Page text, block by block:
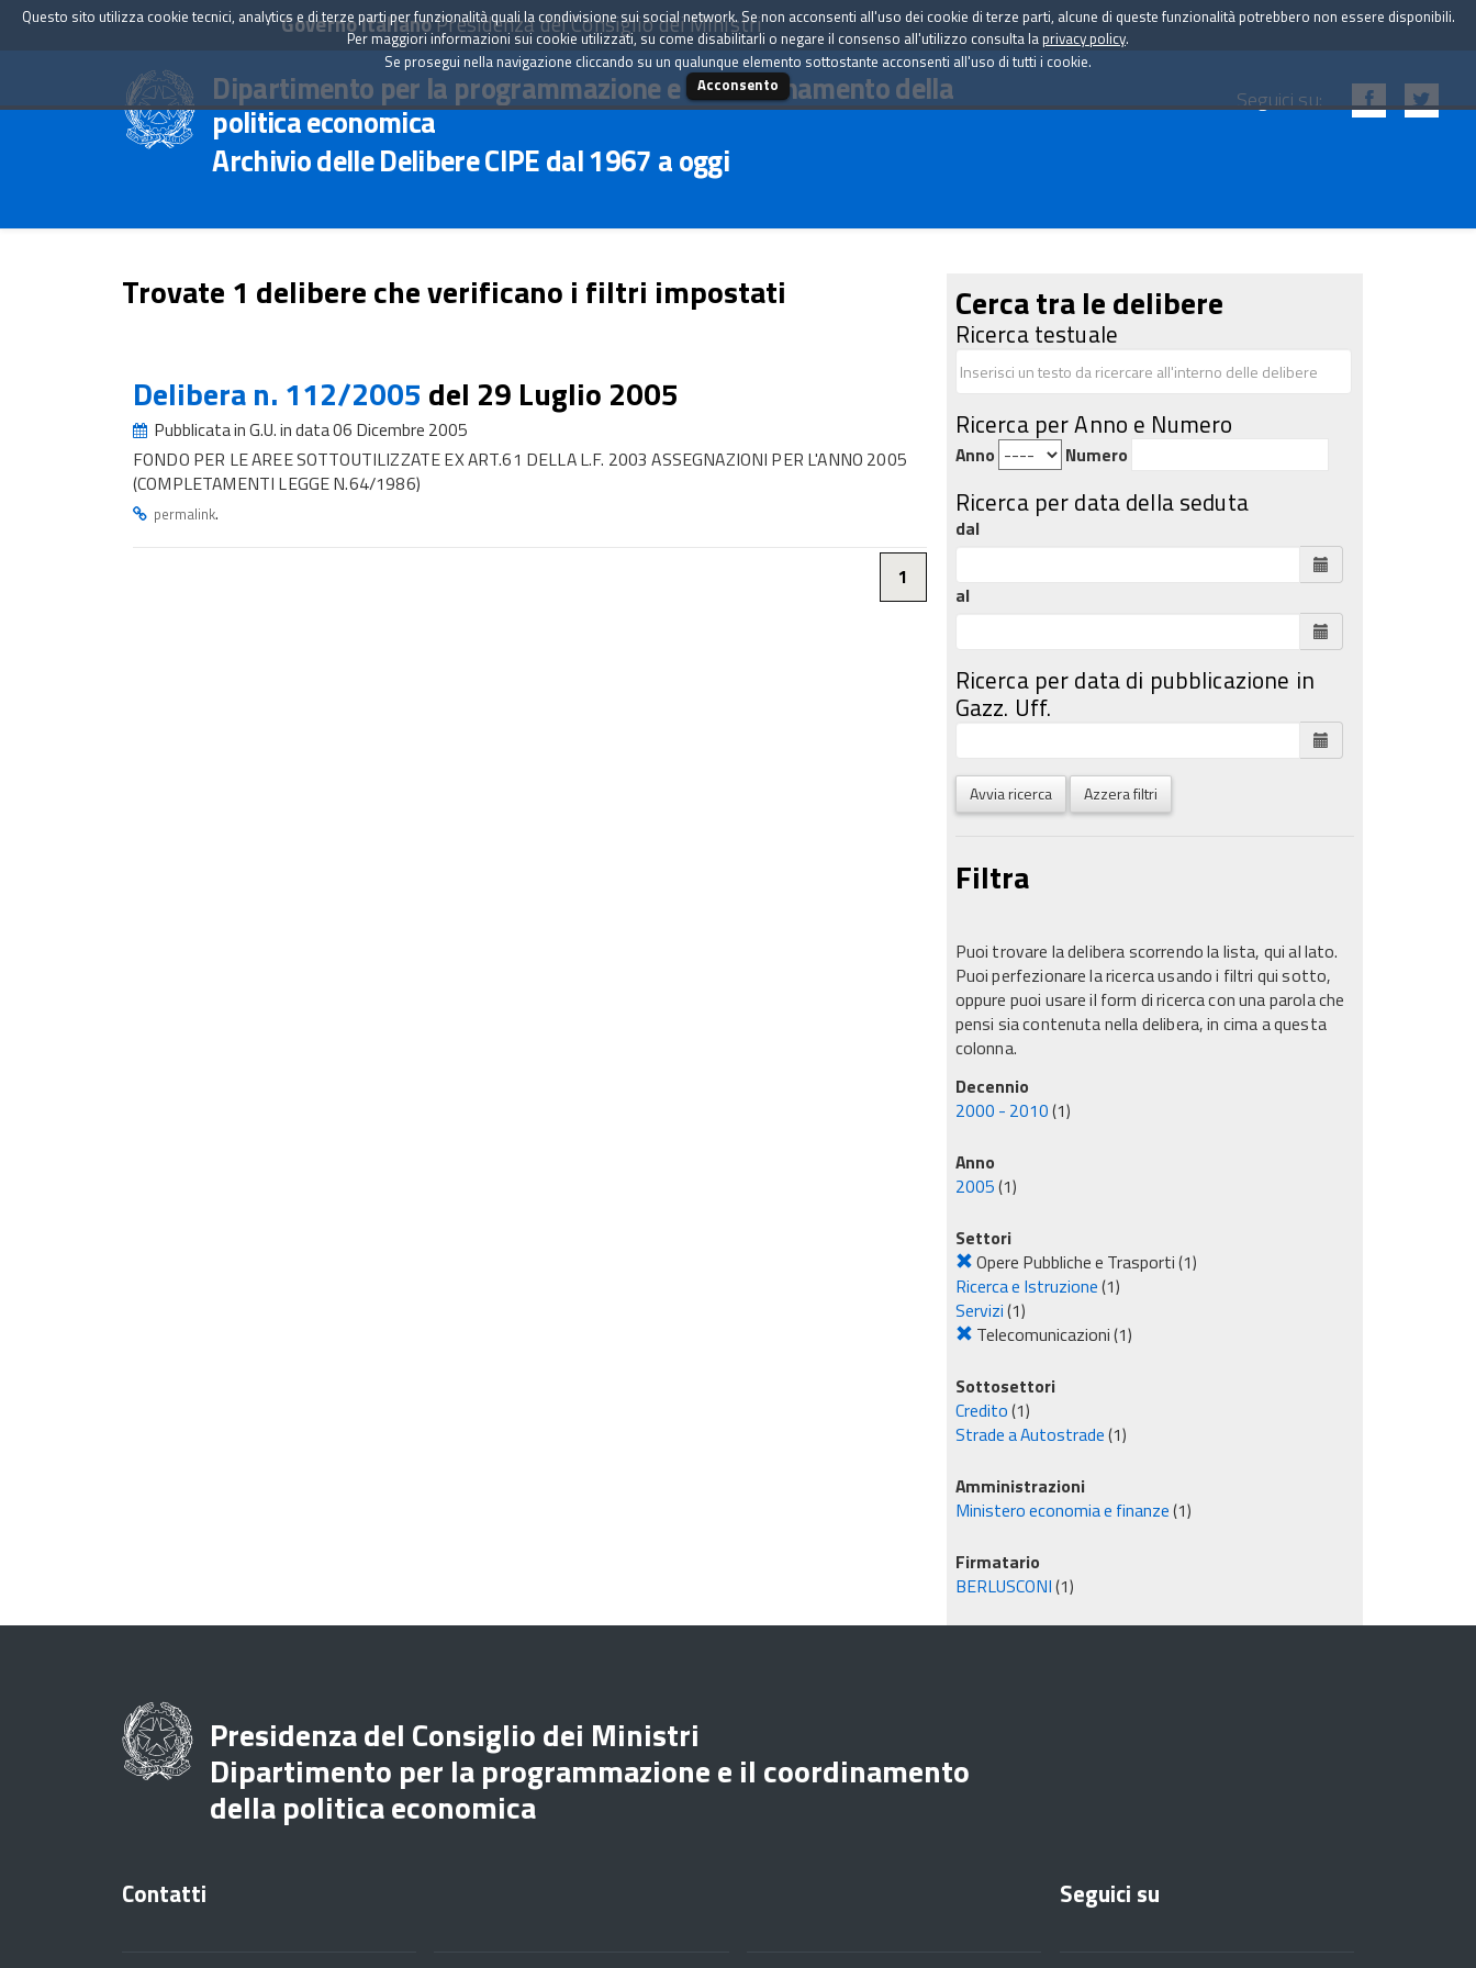
Governo ItalianoPresidenza del Consiglio dei Ministri
Dipartimento per la programmazione e il coordinamento della
politica economica
Archivio delle Delibere CIPE dal 1967 a oggi
Seguici su:
Trovate 1 delibere che verificano i filtri impostati
Delibera n. 112/2005 del 29 Luglio 2005
Pubblicata in G.U. in data 06 Dicembre 2005
FONDO PER LE AREE SOTTOUTILIZZATE EX ART.61 DELLA L.F. 2003 ASSEGNAZIONI PER L'ANNO 2005
(COMPLETAMENTI LEGGE N.64/1986)
permalink.
1
Cerca tra le delibere
Ricerca testuale
Ricerca per Anno e Numero
Anno Numero
Ricerca per data della seduta
dal
al
Ricerca per data di pubblicazione in
Gazz. Uff.
Avvia ricerca Azzera filtri
Filtra
Puoi trovare la delibera scorrendo la lista, qui al lato.
Puoi perfezionare la ricerca usando i filtri qui sotto,
oppure puoi usare il form di ricerca con una parola che
pensi sia contenuta nella delibera, in cima a questa
colonna.
Decennio
2000 - 2010(1)
Anno
2005(1)
Settori
Opere Pubbliche e Trasporti(1)
Ricerca e Istruzione(1)
Servizi(1)
Telecomunicazioni(1)
Sottosettori
Credito(1)
Strade a Autostrade(1)
Amministrazioni
Ministero economia e finanze(1)
Firmatario
BERLUSCONI(1)
Questo sito utilizza cookie tecnici, analytics e di terze parti per funzionalità quali la condivisione sui social network. Se non acconsenti all'uso dei cookie di terze parti, alcune di queste funzionalità potrebbero non essere disponibili.
Per maggiori informazioni sui cookie utilizzati, su come disabilitarli o negare il consenso all'utilizzo consulta la privacy policy.
Se prosegui nella navigazione cliccando su un qualunque elemento sottostante acconsenti all'uso di tutti i cookie.
Acconsento
Presidenza del Consiglio dei Ministri
Dipartimento per la programmazione e il coordinamento
della politica economica
Contatti Seguici su